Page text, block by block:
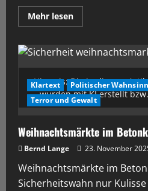
Mehr lesen
Hinweis: Die in diesem
wurden mit KI erstellt
Klartext Politischer Wahnsinn
Terror und Gewalt
Weihnachtsmärkte im
Bernd Lange 23. November
Weihnachtsmärkte im
Sicherheitswahn nur